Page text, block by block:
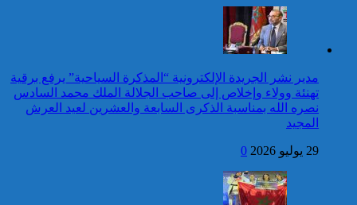
حصيلة حوادث السير
بالمناطق الحضرية خلال
الأسبوع المنصرم
عيد العرش: جلالة الملك
يتلقى برقية تهنئة من رئيس
أوكرانيا
المديرية العامة للأمن الوطني تؤكد
بريطانية بشأن “اعتقال” مواطن
بريطاني عارية من الصحة
كاريكاتير
مدير نشر الجريدة الإلكترونية “المذكرة السياحية” يرفع برقية
تهنئة وولاء وإخلاص إلى صاحب الجلالة الملك محمد السادس
نصره الله بمناسبة الذكرى السابعة والعشرين لعيد العرش
المجيد
29 يوليو 2026 0